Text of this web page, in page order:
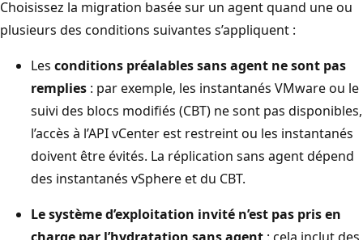
Choisissez la migration basée sur un agent quand une ou
plusieurs des conditions suivantes s’appliquent :
Les conditions préalables sans agent ne sont pas
remplies : par exemple, les instantanés VMware ou le
suivi des blocs modifiés (CBT) ne sont pas disponibles,
l’accès à l’API vCenter est restreint ou les instantanés
doivent être évités. La réplication sans agent dépend
des instantanés vSphere et du CBT.
Le système d’exploitation invité n’est pas pris en
charge par l’hydratation sans agent : cela inclut des